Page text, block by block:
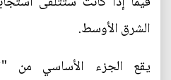
الشرق الأوسط.
يقع الجزء الأساسي من